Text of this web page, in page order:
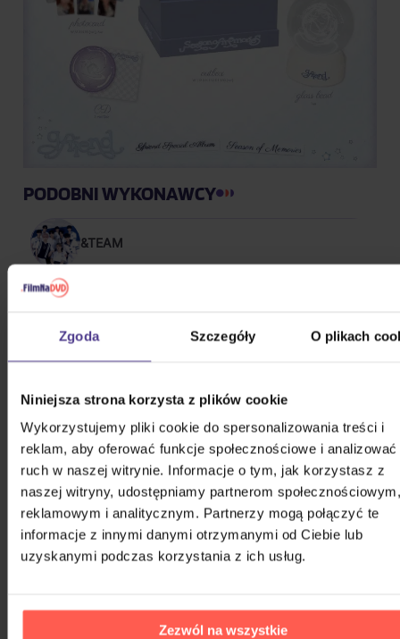
Zgoda Szczegóły O plikach
Niniejsza strona korzysta z plików cookie
Wykorzystujemy pliki cookie do spersonalizowania treści i
reklam, aby oferować funkcje społecznościowe i analizować
ruch w naszej witrynie. Informacje o tym, jak korzystasz z
naszej witryny, udostępniamy partnerom społecznościowym,
reklamowym i analitycznym. Partnerzy mogą połączyć te
informacje z innymi danymi otrzymanymi od Ciebie lub
uzyskanymi podczas korzystania z ich usług.
Zezwól na wszystkie
PODOBNI WYKONAWCY
&TEAM
10,000 Maniacs
Chuckii Booker
100 Gecs
POKAŻ WSZYSTKIE